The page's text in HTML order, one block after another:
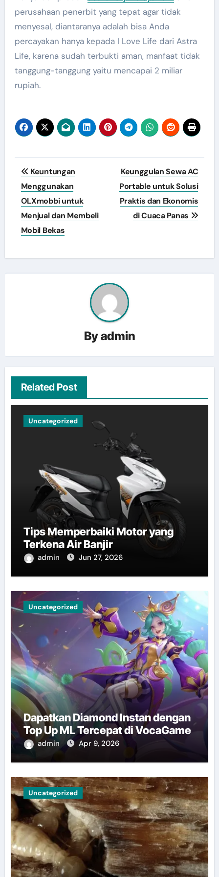
perusahaan penerbit yang tepat agar tidak
menyesal, diantaranya adalah bisa Anda
percayakan hanya kepada I Love Life dari Astra
Life, karena sudah terbukti aman, manfaat tidak
tanggung-tanggung yaitu mencapai 2 miliar
rupiah.
Navigasi
pos
Keuntungan
Menggunakan
OLXmobbi untuk
Menjual dan Membeli
Mobil Bekas
Keunggulan Sewa AC
Portable untuk Solusi
Praktis dan Ekonomis
di Cuaca Panas
Byadmin
Related Post
Uncategorized
Tips Memperbaiki Motor yang
Terkena Air Banjir
admin Jun 27, 2026
Uncategorized
Dapatkan Diamond Instan dengan
Top Up ML Tercepat di VocaGame
admin Apr 9, 2026
Uncategorized